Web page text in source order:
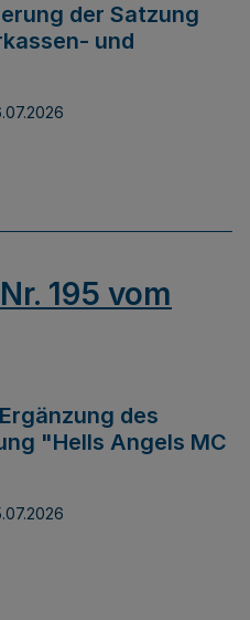
der Satzung
und
195 vom
des
"Hells Angels MC